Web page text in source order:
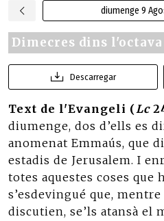
diumenge 9
Dimecres dins l'octava
Descarregar
Text de l'Evangeli (Lc
diumenge, dos d’ells es
anomenat Emmaús, que
estadis de Jerusalem. I
totes aquestes coses que
s’esdevingué que,
discutien, se’ls atansà el